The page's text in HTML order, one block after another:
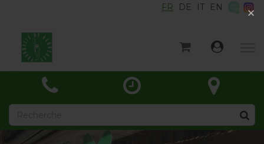
×
FR DE IT EN
×
Accueil
Catégories
Actualités
À propos